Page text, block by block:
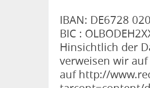
IBAN: DE6728
BIC :
Hinsichtlich der
verweisen wir
auf http://